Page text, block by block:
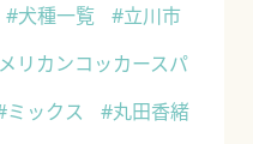
#犬種一覧
#立川市
リカンコッカースパ
ミックス
#丸田香緒